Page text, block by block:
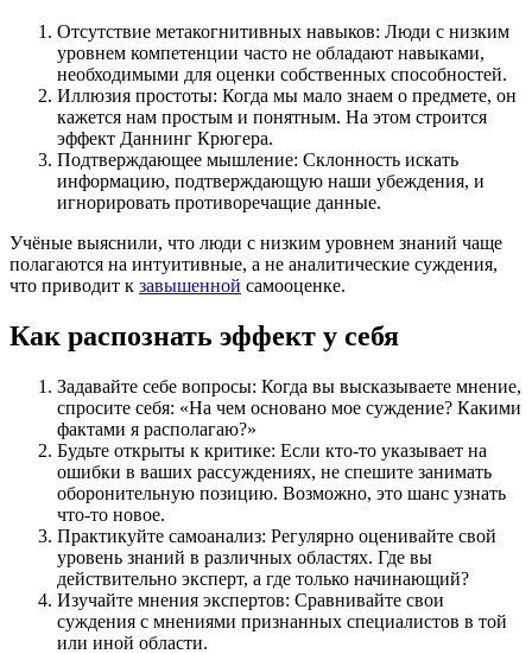
Отсутствие метакогнитивных навыков: Люди с низким
уровнем компетенции часто не обладают навыками,
необходимыми для оценки собственных способностей.
Иллюзия простоты: Когда мы мало знаем о предмете, он
кажется нам простым и понятным. На этом строится
эффект Даннинг Крюгера.
Подтверждающее мышление: Склонность искать
информацию, подтверждающую наши убеждения, и
игнорировать противоречащие данные.
Учёные выяснили, что люди с низким уровнем знаний чаще
полагаются на интуитивные, а не аналитические суждения,
что приводит к завышенной самооценке.
Как распознать эффект у себя
Задавайте себе вопросы: Когда вы высказываете мнение,
спросите себя: «На чем основано мое суждение? Какими
фактами я располагаю?»
Будьте открыты к критике: Если кто-то указывает на
ошибки в ваших рассуждениях, не спешите занимать
оборонительную позицию. Возможно, это шанс узнать
что-то новое.
Практикуйте самоанализ: Регулярно оценивайте свой
уровень знаний в различных областях. Где вы
действительно эксперт, а где только начинающий?
Изучайте мнения экспертов: Сравнивайте свои
суждения с мнениями признанных специалистов в той
или иной области.